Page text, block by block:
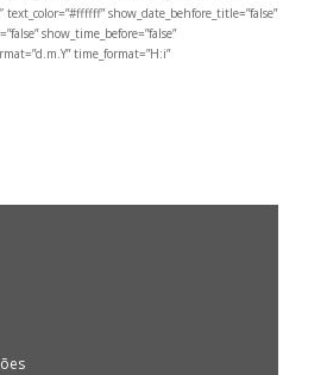
text_color=”#ffffff” show_date_behfore_title=”false”
show_time_before=”false”
time_format=”H:i”